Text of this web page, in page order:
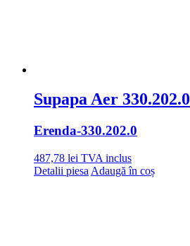
Supapa Aer 330.202.0
Erenda-330.202.0
487,78 lei TVA inclus
Detalii piesa Adaugă în coș